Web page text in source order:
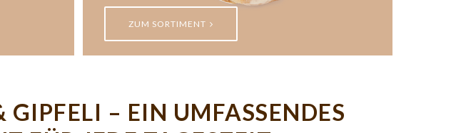
ZUM SORTIMENT
GIPFELI – EIN UMFASSENDES